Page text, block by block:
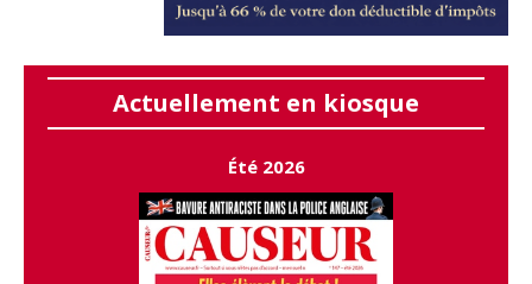
Actuellement en kiosque
Été 2026